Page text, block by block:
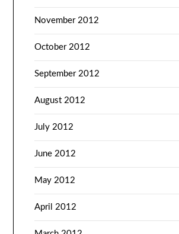
November 2012
October 2012
September 2012
August 2012
July 2012
June 2012
May 2012
April 2012